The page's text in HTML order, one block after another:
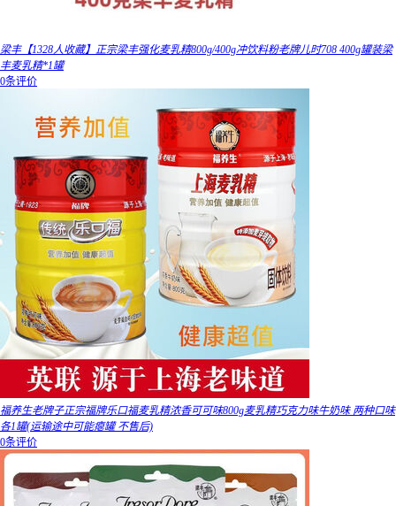
梁丰【1328人收藏】正宗梁丰强化麦乳精800g/400g冲饮料粉老牌儿时708 400g罐装梁
丰麦乳精*1罐
0条评价
福养生老牌子正宗福牌乐口福麦乳精浓香可可味800g麦乳精巧克力味牛奶味 两种口味
各1罐(运输途中可能瘪罐 不售后)
0条评价